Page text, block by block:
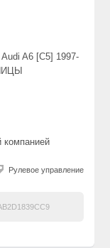
A6 [C5] 1997-
компанией
Рулевое управление